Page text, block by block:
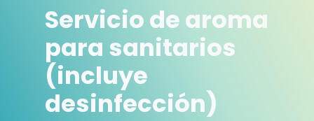
Servicio de aroma
para sanitarios
(incluye
desinfección)